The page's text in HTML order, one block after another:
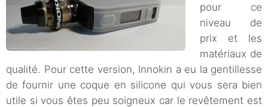
pour ce
niveau de
prix et les
matériaux de
qualité. Pour cette version, Innokin a eu la gentillesse
de fournir une coque en silicone qui vous sera bien
utile si vous êtes peu soigneux car le revêtement est